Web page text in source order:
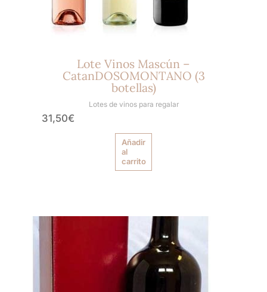
Lote Vinos Mascún –
CatanDOSOMONTANO (3
botellas)
Lotes de vinos para regalar
31,50€
Añadir
al
carrito